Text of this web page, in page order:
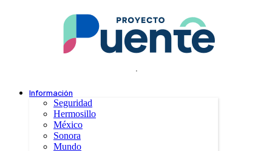
.
Información
Seguridad
Hermosillo
México
Sonora
Mundo